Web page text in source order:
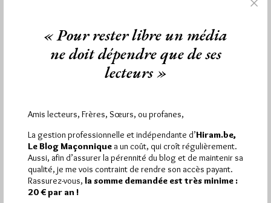
Manifestations 0 commentaire
visiteset2 502 pagesont été lues (Source :
Plus d’informations
Quels sont les articles les plus lus du blog ?
« Pour rester libre un média
ne doit dépendre que de ses
lecteurs »
Amis lecteurs, Frères, Sœurs, ou profanes,
La gestion professionnelle et indépendante d’Hiram.be,
Le Blog Maçonnique a un coût, qui croît régulièrement.
Aussi, afin d’assurer la pérennité du blog et de maintenir sa
qualité, je me vois contraint de rendre son accès payant.
Rassurez-vous, la somme demandée est très minime :
20 € par an !